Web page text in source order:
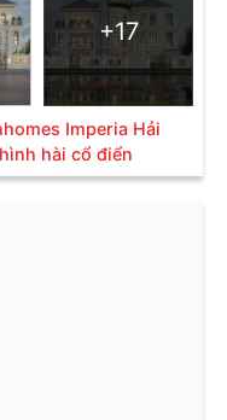
+17
Imperia Hải
hài cổ điển